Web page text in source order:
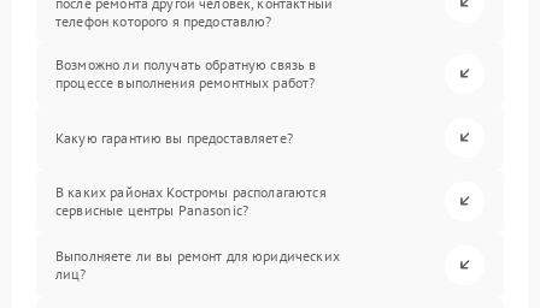
телефон которого я предоставлю?
Возможно ли получать обратную связь в
процессе выполнения ремонтных работ?
Какую гарантию вы предоставляете?
В каких районах Костромы располагаются
сервисные центры Panasonic?
Выполняете ли вы ремонт для юридических
лиц?